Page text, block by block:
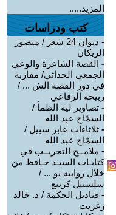
المزيد.....
كتب ودراسات
-
ديوان 24 شعر / منصور
الريكان
- القصة الشاعرة والوعي
الجمعي الحداثي/ مقاربة
في دور القصة الش ... /
ربيحة الرفاعي
- تصاوير لية الظمأ /
السمّاح عبد الله
- ثلاثاءات عابر سبيل /
السمّاح عبد الله
- ملامــح التجريــب في
كتابـات السيـد حـافظ من
خلال روايته يو ... /
سلسبيل كريبع
- قناديل الحكمة / د. خالد
زغريت